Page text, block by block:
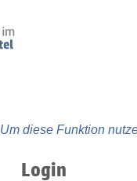
Um diese Funktion
Login